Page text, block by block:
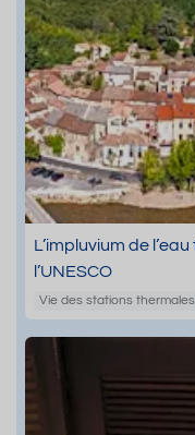
L’impluvium de
l’UNESCO
Vie des stations thermales